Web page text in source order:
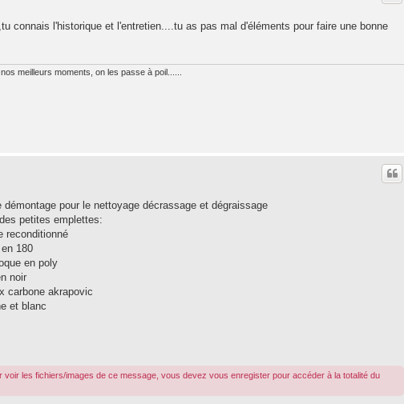
connais l'historique et l'entretien....tu as pas mal d'éléments pour faire une bonne
meilleurs moments, on les passe à poil......
pour le nettoyage décrassage et dégraissage
petites emplettes:
reconditionné
180
en poly
noir
carbone akrapovic
et blanc
voir les fichiers/images de ce message, vous devez vous enregister pour accéder à la totalité du